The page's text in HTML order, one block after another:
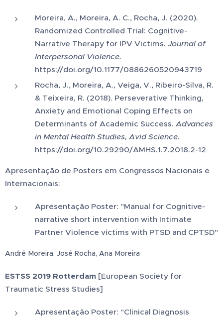
Moreira, A., Moreira, A. C., Rocha, J. (2020).
Randomized Controlled Trial: Cognitive-
Narrative Therapy for IPV Victims. Journal of
Interpersonal Violence.
https://doi.org/10.1177/0886260520943719
Rocha, J., Moreira, A., Veiga, V., Ribeiro-Silva, R.
& Teixeira, R. (2018). Perseverative Thinking,
Anxiety and Emotional Coping Effects on
Determinants of Academic Success. Advances
in Mental Health Studies, Avid Science.
https://doi.org/10.29290/AMHS.1.7.2018.2-12
Apresentação de Posters em Congressos Nacionais e
Internacionais:
Apresentação Poster: "Manual for Cognitive-
narrative short intervention with Intimate
Partner Violence victims with PTSD and CPTSD"
André Moreira, José Rocha, Ana Moreira
ESTSS 2019 Rotterdam [European Society for
Traumatic Stress Studies]
Apresentação Poster: "Clinical Diagnosis